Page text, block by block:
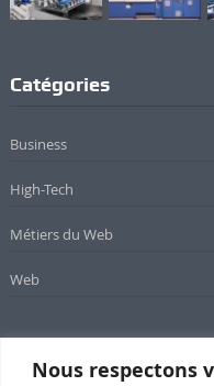
Nous respectons
Catégories
Business
High-Tech
Métiers du Web
Web
Newsletter